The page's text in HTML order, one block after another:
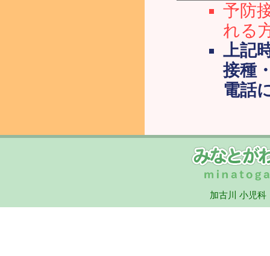
2019年 11月
来・健康
11/11よ
2025年 10
第1水曜日
予防
れる
上記
接種
電話
加古川 小児